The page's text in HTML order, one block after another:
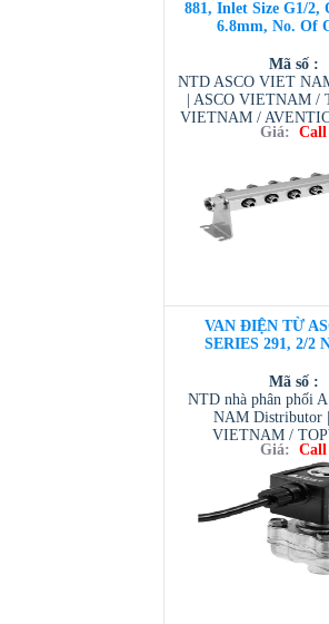
881, Inlet Size G1/2,
6.8mm, No. Of
Mã số :
NTD ASCO VIET
| ASCO VIETNAM /
VIETNAM /
/ TESCOM
Giá: Call
VAN ĐIỆN TỪ
SERIES 291, 2/2
Mã số :
NTD nhà phân phối
NAM Distributor
VIETNAM /
VIETNAM /
/ TESCOM
Giá: Call